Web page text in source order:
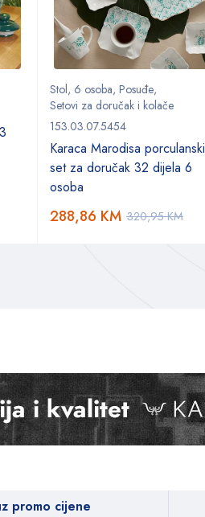
Stol, 6 osoba, Posuđe,
Setovi za doručak i kolače
153.03.07.5454
Karaca Marodisa porculanski
set za doručak 32 dijela 6
osoba
320,95KM
288,86 KM
promo cijene